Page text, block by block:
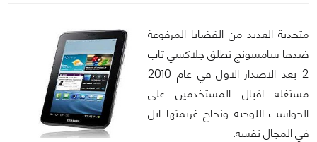
متحدية العديد من القضايا المرفوعة
ضدها سامسونج تطلق جلاكسي تاب
2 بعد الاصدار الاول في عام 2010
مستغله اقبال المستخدمين على
الحواسب اللوحية ونجاح غريمتها ابل
في المجال نفسه.